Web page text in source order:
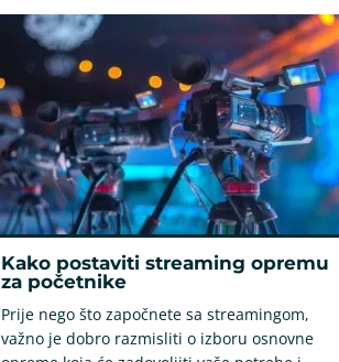
Kako postaviti streaming opremu
za početnike
Prije nego što započnete sa streamingom,
važno je dobro razmisliti o izboru osnovne